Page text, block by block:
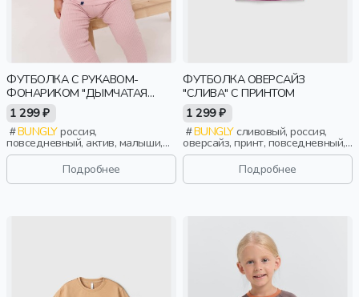
ФУТБОЛКА С РУКАВОМ-
ФОНАРИКОМ "ДЫМЧАТАЯ
РОЗА" 0+
1 299 ₽
BUNGLYроссия,
повседневный, актив, малыши,
дети
Подробнее
ФУТБОЛКА ОВЕРСАЙЗ
"СЛИВА" С ПРИНТОМ
1 299 ₽
BUNGLYсливовый, россия,
оверсайз, принт, повседневный,
девочки, малыши, дошкольники,
Подробнее